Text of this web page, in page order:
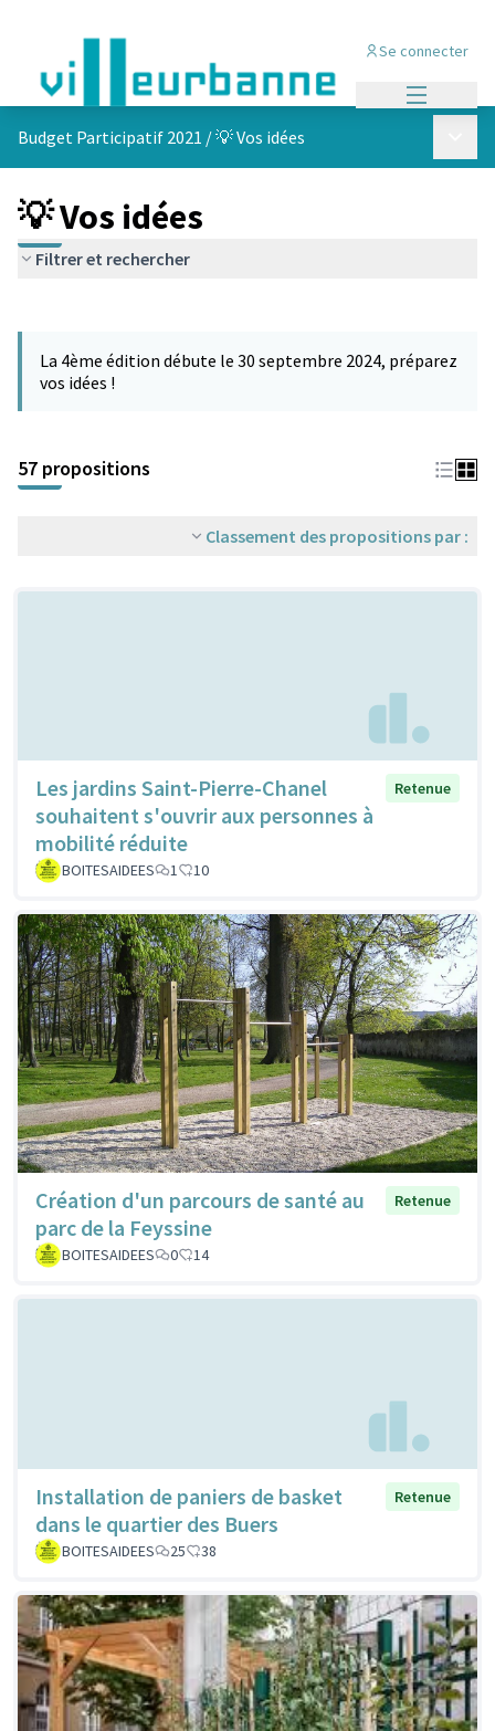
Se connecter
Budget Participatif 2021 /💡 Vos idées
💡 Vos idées
Filtrer et rechercher
La 4ème édition débute le 30 septembre 2024, préparez
vos idées !
57 propositions
Classement des propositions par :
Les jardins Saint-Pierre-Chanel
souhaitent s'ouvrir aux personnes à
mobilité réduite
Retenue
BOITESAIDEES 1 10
Création d'un parcours de santé au
parc de la Feyssine
Retenue
BOITESAIDEES 0 14
Installation de paniers de basket
dans le quartier des Buers
Retenue
BOITESAIDEES 25 38